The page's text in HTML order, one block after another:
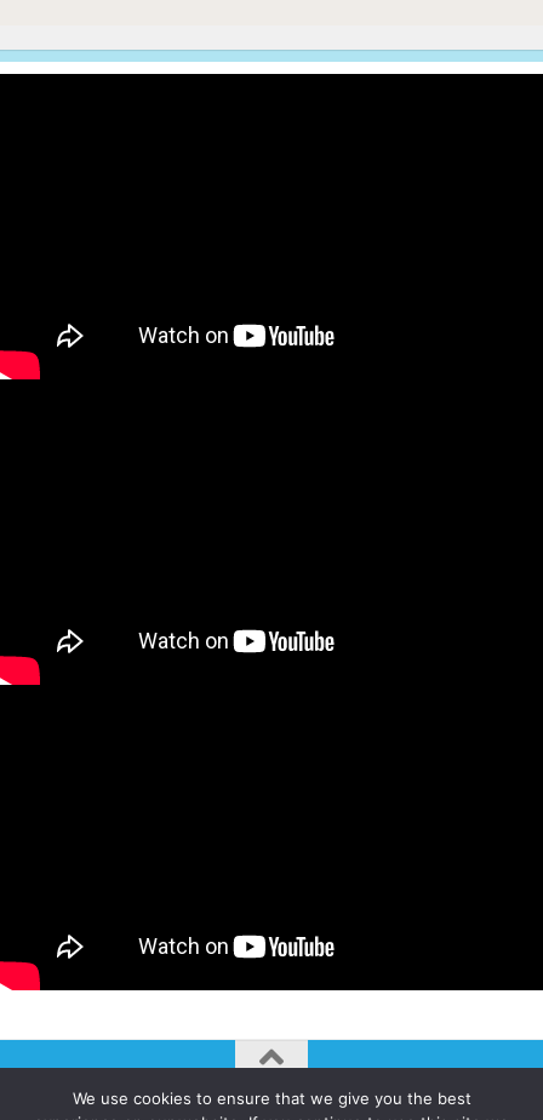
AUTOGIRO/el giro del arte actual © JAVIER MARTINEZ 2026. All
We use cookies to ensure that we give you the best